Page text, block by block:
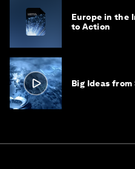
Europe in the
to Action
Big Ideas from